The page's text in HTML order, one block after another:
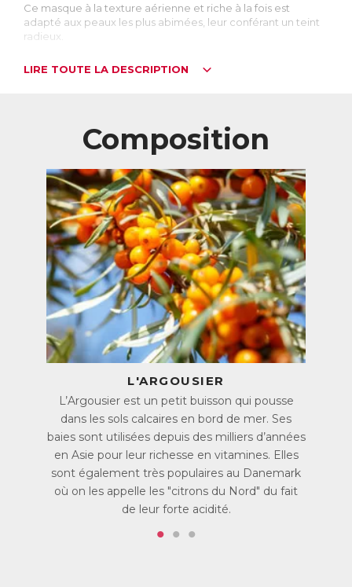
Ce masque à la texture aérienne et riche à la fois est
adapté aux peaux les plus abimées, leur conférant un teint
radieux.
Pourquoi utiliser un masque hydratant ?
Intégrer le Masque Marin Intense dans sa routine de soin,
idéalement après l’utilisation de l’exfoliant Gentle Face
Exfoliator ou du Baume Nettoyant Pure & Natural, permet
de maintenir une peau revitalisée et d’apparence plus
jeune et plus ferme. Pour un effet prolongé, le masque
s’applique idéalement le soir pour agir tout au long de la
Un masque marin pas comme les autres
Maintient l’hydratation de la peau tout en la protégeant.
Une utilisation simple et sans rinçage. Il suffit de retirer
l'excédent avec un coton, pour une peau douce et
repulpée.
Un effet « bonne mine » immédiat.
De l’Acide hyaluronique, idéal pour les peaux ternes et
fatiguées.
Testé et approuvé
90% des utilisatrices trouvent que leur peau est plus
tonifiée, ferme et hydratée après utilisation du Masque
*Test réalisé auprès de 21 utilisatrices (56 jours).
Des ingrédients clés pour une peau hydratée et
repulpée
d’Abricot permettent de maintenir l’hydratation de la peau.
LIRE TOUTE LA DESCRIPTION
Composition
L'ARGOUSIER
L’Argousier est un petit buisson qui pousse
dans les sols calcaires en bord de mer. Ses
baies sont utilisées depuis des milliers d’années
en Asie pour leur richesse en vitamines. Elles
sont également très populaires au Danemark
où on les appelle les "citrons du Nord" du fait
de leur forte acidité.